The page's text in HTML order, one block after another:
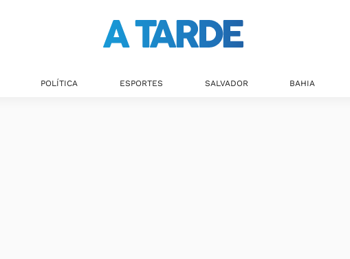
POLÍTICA ESPORTES SALVADOR BAHIA